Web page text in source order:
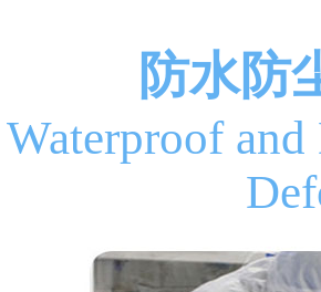
防水防
Waterproof